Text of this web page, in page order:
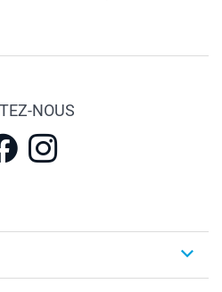
NOUS